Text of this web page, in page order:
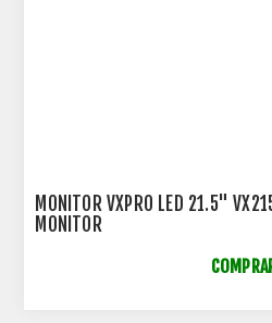
MONITOR VXPRO LED 21.5"
MONITOR